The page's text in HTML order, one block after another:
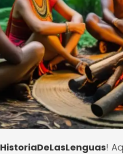
HistoriaDeLasLenguas!